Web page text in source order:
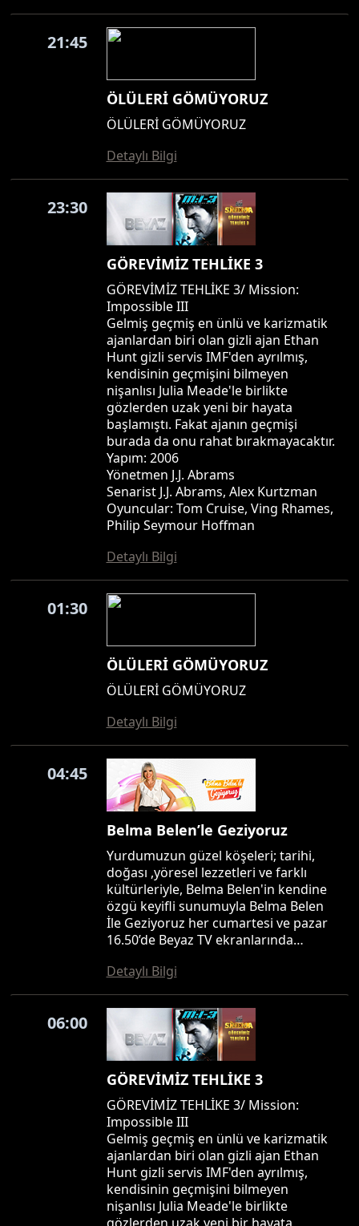
21:45
ÖLÜLERİ GÖMÜYORUZ
ÖLÜLERİ GÖMÜYORUZ
Detaylı Bilgi
23:30
GÖREVİMİZ TEHLİKE 3
GÖREVİMİZ TEHLİKE 3/ Mission:
Impossible III
Gelmiş geçmiş en ünlü ve karizmatik
ajanlardan biri olan gizli ajan Ethan
Hunt gizli servis IMF'den ayrılmış,
kendisinin geçmişini bilmeyen
nişanlısı Julia Meade'le birlikte
gözlerden uzak yeni bir hayata
başlamıştı. Fakat ajanın geçmişi
burada da onu rahat bırakmayacaktır.
Yapım: 2006
Yönetmen J.J. Abrams
Senarist J.J. Abrams, Alex Kurtzman
Oyuncular: Tom Cruise, Ving Rhames,
Philip Seymour Hoffman
Detaylı Bilgi
01:30
ÖLÜLERİ GÖMÜYORUZ
ÖLÜLERİ GÖMÜYORUZ
Detaylı Bilgi
04:45
Belma Belen’le Geziyoruz
Yurdumuzun güzel köşeleri; tarihi,
doğası ,yöresel lezzetleri ve farklı
kültürleriyle, Belma Belen'in kendine
özgü keyifli sunumuyla Belma Belen
İle Geziyoruz her cumartesi ve pazar
16.50’de Beyaz TV ekranlarında…
Detaylı Bilgi
06:00
GÖREVİMİZ TEHLİKE 3
GÖREVİMİZ TEHLİKE 3/ Mission:
Impossible III
Gelmiş geçmiş en ünlü ve karizmatik
ajanlardan biri olan gizli ajan Ethan
Hunt gizli servis IMF'den ayrılmış,
kendisinin geçmişini bilmeyen
nişanlısı Julia Meade'le birlikte